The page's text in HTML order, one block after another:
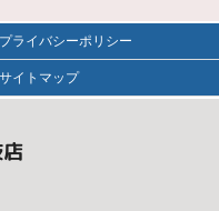
プライバシーポリシー
サイトマップ